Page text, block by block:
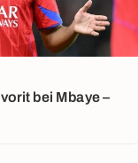
bei Mbaye –